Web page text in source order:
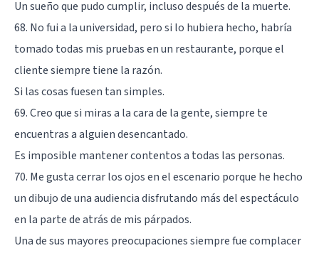
Un sueño que pudo cumplir, incluso después de la muerte.
68. No fui a la universidad, pero si lo hubiera hecho, habría
tomado todas mis pruebas en un restaurante, porque el
cliente siempre tiene la razón.
Si las cosas fuesen tan simples.
69. Creo que si miras a la cara de la gente, siempre te
encuentras a alguien desencantado.
Es imposible mantener contentos a todas las personas.
70. Me gusta cerrar los ojos en el escenario porque he hecho
un dibujo de una audiencia disfrutando más del espectáculo
en la parte de atrás de mis párpados.
Una de sus mayores preocupaciones siempre fue complacer